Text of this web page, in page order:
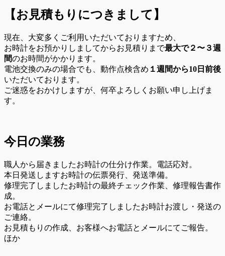
【お見積もりにつきまして】
現在、大変多くご利用いただいておりますため、
お時計をお預かりしましてからお見積りまで最大で２〜３週
間のお時間がかかります。
電池交換のみの場合でも、動作点検含め １週間から10日前後
いただいております。
ご迷惑をおかけしますが、何卒よろしくお願い申し上げま
す。
今日の業務
職人から届きましたお時計の仕分け作業。電話応対。
本日発送しますお時計の伝票発行、発送準備。
修理完了しましたお時計の最終チェック作業、修理報告書作
成。
お電話とメールにて修理完了しましたお時計お渡し・発送の
ご連絡。
お見積もりの作成、お客様へお電話とメールにてご報告。
ほか